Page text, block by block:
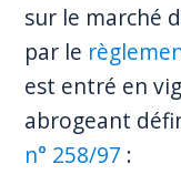
sur le marché
par le
est entré en
abrogeant
n° 258/97 :